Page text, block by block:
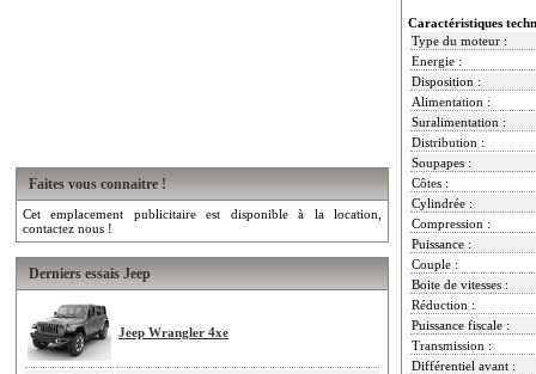
Faites vous connaitre !
Cet emplacement publicitaire est disponible à la location,
contactez nous !
Derniers essais Jeep
Jeep Wrangler 4xe
Caractéristiques
Type du moteur :
Energie :
Disposition :
Alimentation :
Suralimentation :
Distribution :
Soupapes :
Côtes :
Cylindrée :
Compression :
Puissance :
Couple :
Boite de vitesses :
Réduction :
Puissance fiscale :
Transmission :
Différentiel avant :